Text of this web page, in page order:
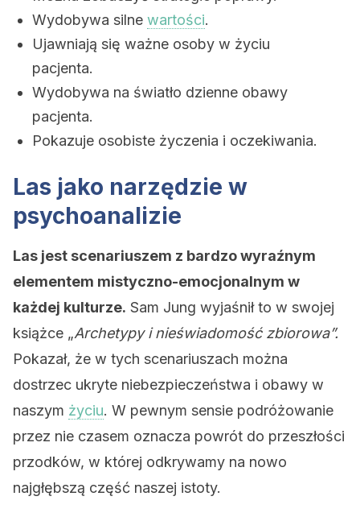
Wydobywa silne wartości.
Ujawniają się ważne osoby w życiu
pacjenta.
Wydobywa na światło dzienne obawy
pacjenta.
Pokazuje osobiste życzenia i oczekiwania.
Las jako narzędzie w
psychoanalizie
Las jest scenariuszem z bardzo wyraźnym
elementem mistyczno-emocjonalnym w
każdej kulturze. Sam Jung wyjaśnił to w swojej
książce „Archetypy i nieświadomość zbiorowa”.
Pokazał, że w tych scenariuszach można
dostrzec ukryte niebezpieczeństwa i obawy w
naszym życiu. W pewnym sensie podróżowanie
przez nie czasem oznacza powrót do przeszłości
przodków, w której odkrywamy na nowo
najgłębszą część naszej istoty.